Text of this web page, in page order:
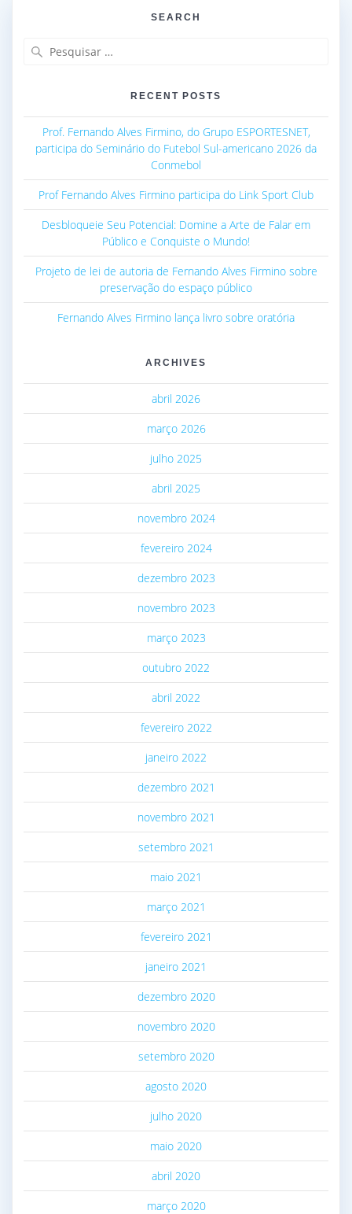
SEARCH
RECENT POSTS
Prof. Fernando Alves Firmino, do Grupo ESPORTESNET,
participa do Seminário do Futebol Sul-americano 2026 da
Conmebol
Prof Fernando Alves Firmino participa do Link Sport Club
Desbloqueie Seu Potencial: Domine a Arte de Falar em
Público e Conquiste o Mundo!
Projeto de lei de autoria de Fernando Alves Firmino sobre
preservação do espaço público
Fernando Alves Firmino lança livro sobre oratória
ARCHIVES
abril 2026
março 2026
julho 2025
abril 2025
novembro 2024
fevereiro 2024
dezembro 2023
novembro 2023
março 2023
outubro 2022
abril 2022
fevereiro 2022
janeiro 2022
dezembro 2021
novembro 2021
setembro 2021
maio 2021
março 2021
fevereiro 2021
janeiro 2021
dezembro 2020
novembro 2020
setembro 2020
agosto 2020
julho 2020
maio 2020
abril 2020
março 2020